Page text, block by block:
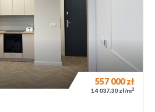
557 000zł
14 037,30 zł/m2